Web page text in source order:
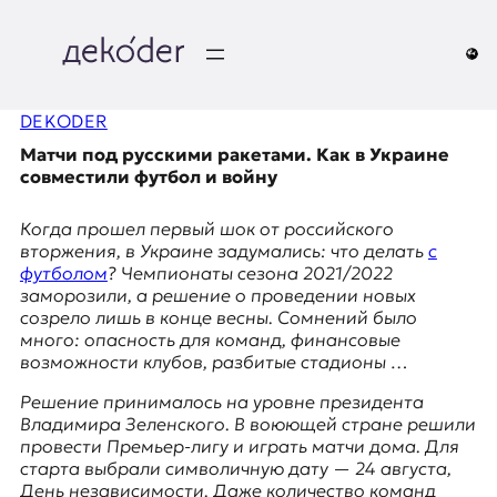
содержимому
e
k
o
d
e
r
|
D
DEKODER
Матчи под русскими ракетами. Как в Украине
совместили футбол и войну
Когда прошел первый шок от российского
вторжения, в Украине задумались: что делать с
футболом? Чемпионаты сезона 2021/2022
заморозили, а решение о проведении новых
созрело лишь в конце весны. Сомнений было
много: опасность для команд, финансовые
возможности клубов, разбитые стадионы …
Решение принималось на уровне президента
Владимира Зеленского. В воюющей стране решили
провести Премьер-лигу и играть матчи дома. Для
старта выбрали символичную дату — 24 августа,
День независимости. Даже количество команд